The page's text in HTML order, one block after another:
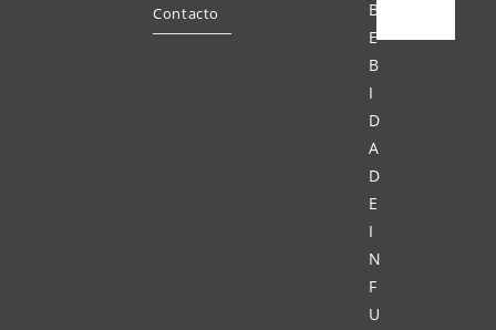
Contacto
B
E
B
I
D
A
D
E
I
N
F
U